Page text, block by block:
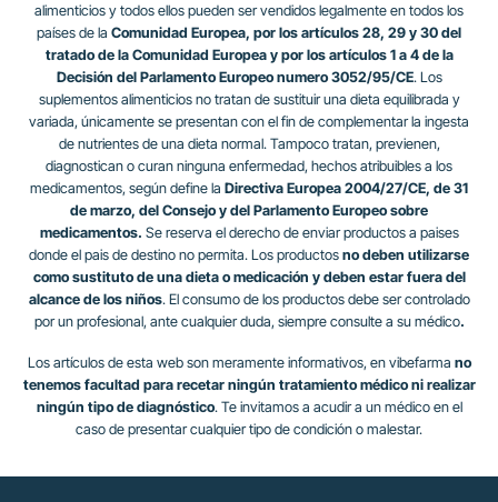
alimenticios y todos ellos pueden ser vendidos legalmente en todos los
países de la Comunidad Europea, por los artículos 28, 29 y 30 del
tratado de la Comunidad Europea y por los artículos 1 a 4 de la
Decisión del Parlamento Europeo numero 3052/95/CE. Los
suplementos alimenticios no tratan de sustituir una dieta equilibrada y
variada, únicamente se presentan con el fin de complementar la ingesta
de nutrientes de una dieta normal. Tampoco tratan, previenen,
diagnostican o curan ninguna enfermedad, hechos atribuibles a los
medicamentos, según define la Directiva Europea 2004/27/CE, de 31
de marzo, del Consejo y del Parlamento Europeo sobre
medicamentos. Se reserva el derecho de enviar productos a paises
donde el pais de destino no permita. Los productos no deben utilizarse
como sustituto de una dieta o medicación y deben estar fuera del
alcance de los niños. El consumo de los productos debe ser controlado
por un profesional, ante cualquier duda, siempre consulte a su médico.
Los artículos de esta web son meramente informativos, en vibefarma no
tenemos facultad para recetar ningún tratamiento médico ni realizar
ningún tipo de diagnóstico. Te invitamos a acudir a un médico en el
caso de presentar cualquier tipo de condición o malestar.